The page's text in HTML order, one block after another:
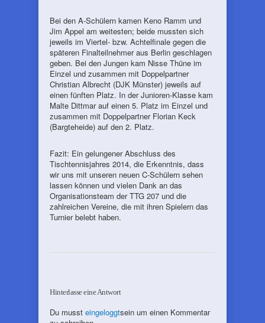
Bei den A-Schülern kamen Keno Ramm und
Jim Appel am weitesten; beide mussten sich
jeweils im Viertel- bzw. Achtelfinale gegen die
späteren Finalteilnehmer aus Berlin geschlagen
geben. Bei den Jungen kam Nisse Thüne im
Einzel und zusammen mit Doppelpartner
Christian Albrecht (DJK Münster) jeweils auf
einen fünften Platz. In der Junioren-Klasse kam
Malte Dittmar auf einen 5. Platz im Einzel und
zusammen mit Doppelpartner Florian Keck
(Bargteheide) auf den 2. Platz.
Fazit: Ein gelungener Abschluss des
Tischtennisjahres 2014, die Erkenntnis, dass
wir uns mit unseren neuen C-Schülern sehen
lassen können und vielen Dank an das
Organisationsteam der TTG 207 und die
zahlreichen Vereine, die mit ihren Spielern das
Turnier belebt haben.
Hinterlasse eine Antwort
Du musst eingeloggtsein um einen Kommentar